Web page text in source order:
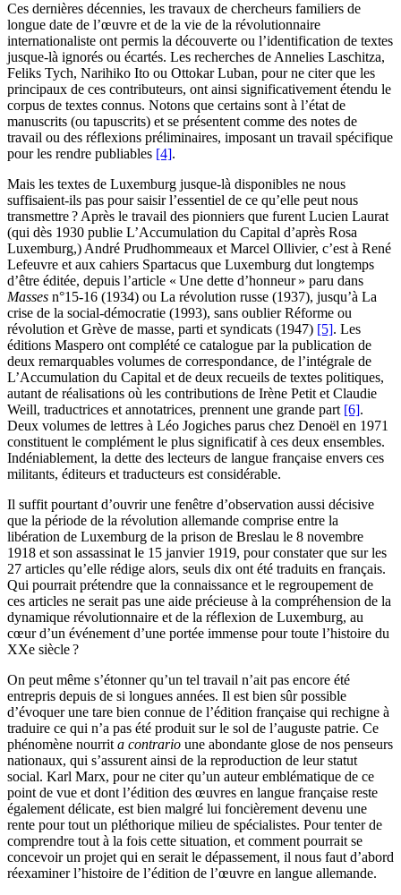
Ces dernières décennies, les travaux de chercheurs familiers de
longue date de l’œuvre et de la vie de la révolutionnaire
internationaliste ont permis la découverte ou l’identification de textes
jusque-là ignorés ou écartés. Les recherches de Annelies Laschitza,
Feliks Tych, Narihiko Ito ou Ottokar Luban, pour ne citer que les
principaux de ces contributeurs, ont ainsi significativement étendu le
corpus de textes connus. Notons que certains sont à l’état de
manuscrits (ou tapuscrits) et se présentent comme des notes de
travail ou des réflexions préliminaires, imposant un travail spécifique
pour les rendre publiables [4].
Mais les textes de Luxemburg jusque-là disponibles ne nous
suffisaient-ils pas pour saisir l’essentiel de ce qu’elle peut nous
transmettre ? Après le travail des pionniers que furent Lucien Laurat
(qui dès 1930 publie L’Accumulation du Capital d’après Rosa
Luxemburg,) André Prudhommeaux et Marcel Ollivier, c’est à René
Lefeuvre et aux cahiers Spartacus que Luxemburg dut longtemps
d’être éditée, depuis l’article « Une dette d’honneur » paru dans
Masses n°15-16 (1934) ou La révolution russe (1937), jusqu’à La
crise de la social-démocratie (1993), sans oublier Réforme ou
révolution et Grève de masse, parti et syndicats (1947) [5]. Les
éditions Maspero ont complété ce catalogue par la publication de
deux remarquables volumes de correspondance, de l’intégrale de
L’Accumulation du Capital et de deux recueils de textes politiques,
autant de réalisations où les contributions de Irène Petit et Claudie
Weill, traductrices et annotatrices, prennent une grande part [6].
Deux volumes de lettres à Léo Jogiches parus chez Denoël en 1971
constituent le complément le plus significatif à ces deux ensembles.
Indéniablement, la dette des lecteurs de langue française envers ces
militants, éditeurs et traducteurs est considérable.
Il suffit pourtant d’ouvrir une fenêtre d’observation aussi décisive
que la période de la révolution allemande comprise entre la
libération de Luxemburg de la prison de Breslau le 8 novembre
1918 et son assassinat le 15 janvier 1919, pour constater que sur les
27 articles qu’elle rédige alors, seuls dix ont été traduits en français.
Qui pourrait prétendre que la connaissance et le regroupement de
ces articles ne serait pas une aide précieuse à la compréhension de la
dynamique révolutionnaire et de la réflexion de Luxemburg, au
cœur d’un événement d’une portée immense pour toute l’histoire du
XXe siècle ?
On peut même s’étonner qu’un tel travail n’ait pas encore été
entrepris depuis de si longues années. Il est bien sûr possible
d’évoquer une tare bien connue de l’édition française qui rechigne à
traduire ce qui n’a pas été produit sur le sol de l’auguste patrie. Ce
phénomène nourrit a contrario une abondante glose de nos penseurs
nationaux, qui s’assurent ainsi de la reproduction de leur statut
social. Karl Marx, pour ne citer qu’un auteur emblématique de ce
point de vue et dont l’édition des œuvres en langue française reste
également délicate, est bien malgré lui foncièrement devenu une
rente pour tout un pléthorique milieu de spécialistes. Pour tenter de
comprendre tout à la fois cette situation, et comment pourrait se
concevoir un projet qui en serait le dépassement, il nous faut d’abord
réexaminer l’histoire de l’édition de l’œuvre en langue allemande.